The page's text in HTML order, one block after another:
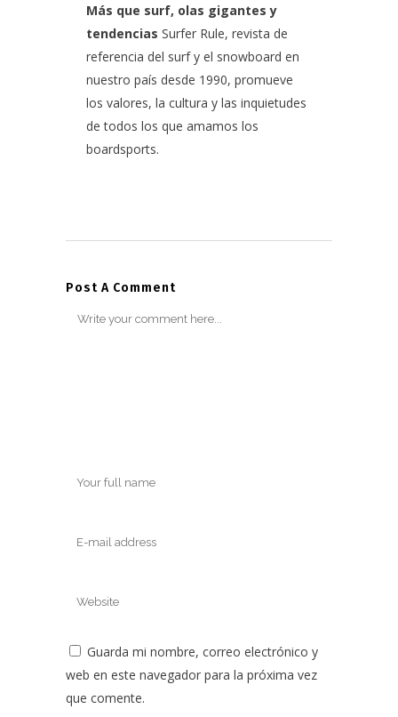
Más que surf, olas gigantes y
tendencias Surfer Rule, revista de
referencia del surf y el snowboard en
nuestro país desde 1990, promueve
los valores, la cultura y las inquietudes
de todos los que amamos los
boardsports.
Post A Comment
Guarda mi nombre, correo electrónico y
web en este navegador para la próxima vez
que comente.